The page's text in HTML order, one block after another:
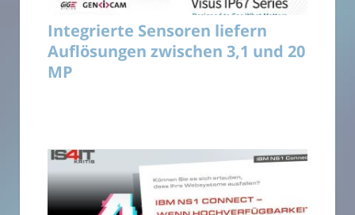
Integrierte Sensoren liefern
Auflösungen zwischen 3,1 und 20
MP